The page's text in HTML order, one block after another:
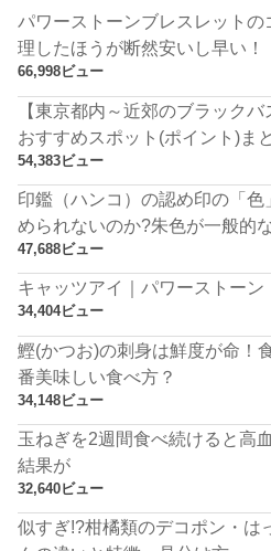
パワーストーンブレスレット
理したほうが断然安いし早い！
66,998ビュー
【東京都内～近郊のブラック
おすすめスポット(ポイント)ま
54,383ビュー
印鑑（ハンコ）の認め印の「
められないのか?朱色が一般的
47,688ビュー
キャッツアイ｜パワーストー
34,404ビュー
鰹(かつお)の刺身は鮮度が命！
番美味しい食べ方？
34,148ビュー
玉ねぎを2週間食べ続けると高
結果が
32,640ビュー
似すぎ!?柑橘類のデコポン・は